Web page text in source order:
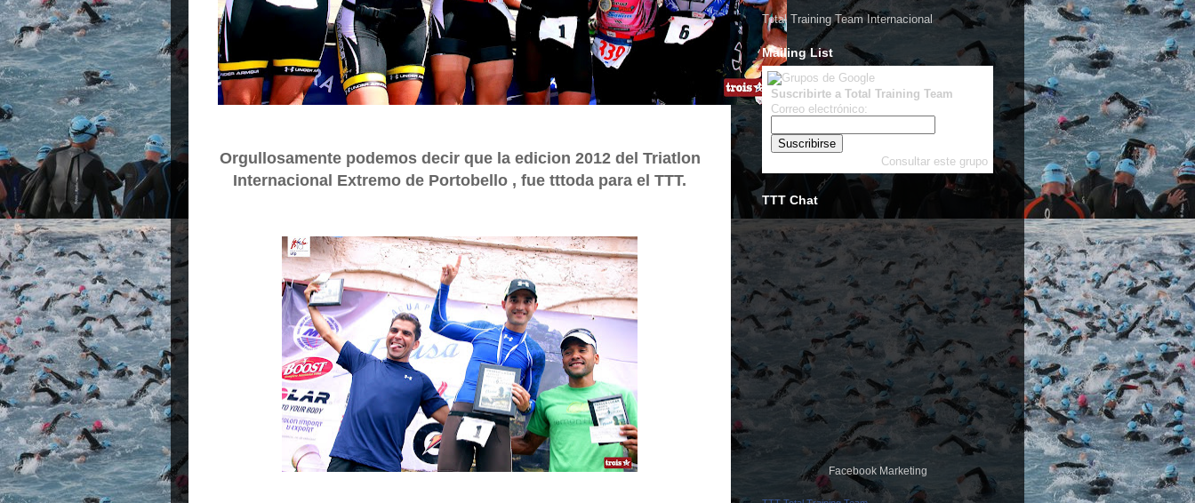
Orgullosamente podemos decir que la edicion 2012 del Triatlon
Internacional Extremo de Portobello , fue tttoda para el TTT.
Total Training Team Internacional
Mailing List
Suscribirte a Total Training Team
Correo electrónico:
Consultar este grupo
TTT Chat
Facebook Marketing